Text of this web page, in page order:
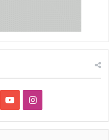
YouTubeInstagram